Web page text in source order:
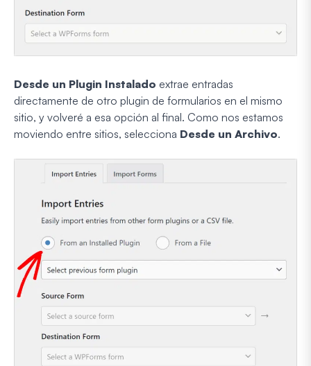
Desde un Plugin Instalado extrae entradas
directamente de otro plugin de formularios en el mismo
sitio, y volveré a esa opción al final. Como nos estamos
moviendo entre sitios, selecciona Desde un Archivo.